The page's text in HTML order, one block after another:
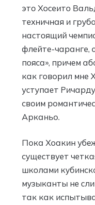
это Хосеито
техничная и
настоящий
флейте-чаранге,
пояса», причем
как говорил мне
уступает
своим
Арканьо.
Пока Хоакин
существует
школами
музыканты не
так как